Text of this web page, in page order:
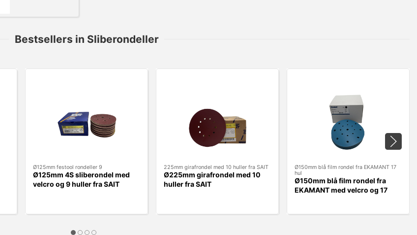
Bestsellers in Sliberondeller
Ø125mm festool rondeller 9
Ø125mm 4S sliberondel med
velcro og 9 huller fra SAIT
225mm girafrondel med 10 huller fra SAIT
Ø225mm girafrondel med 10
huller fra SAIT
Ø150mm blå film rondel fra EKAMANT 17
hul
Ø150mm blå film rondel fra
EKAMANT med velcro og 17